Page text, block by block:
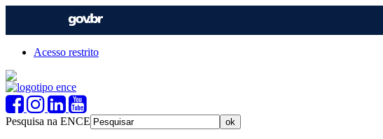
Acesso restrito
Pesquisa na ENCE